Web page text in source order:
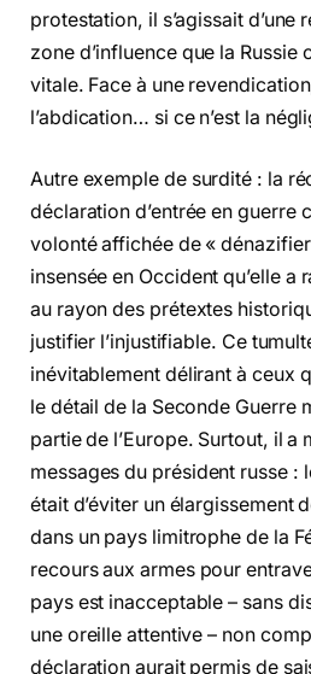
protestation, il s’agissait d’une
zone d’influence que la Russie
vitale. Face à une
l’abdication… si ce n’est la
Autre exemple de surdité : la
déclaration d’entrée en guerre
volonté affichée de « dénazifier
insensée en Occident qu’elle a
au rayon des prétextes
justifier l’injustifiable. Ce
inévitablement délirant à ceux
le détail de la Seconde Guerre
partie de l’Europe. Surtout, il a
messages du président russe :
était d’éviter un élargissement
dans un pays limitrophe de la
recours aux armes pour
pays est inacceptable – sans
une oreille attentive – non
déclaration aurait permis de